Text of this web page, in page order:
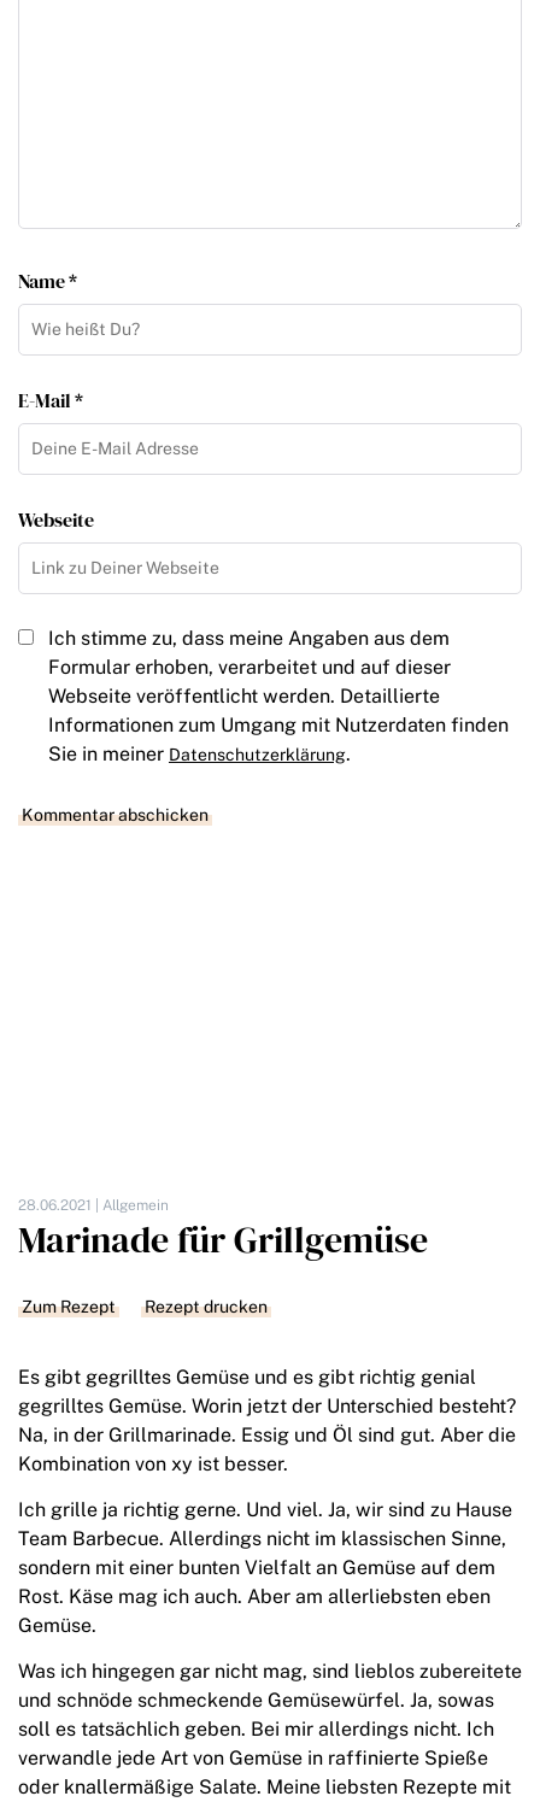
Name *
E-Mail *
Webseite
Ich stimme zu, dass meine Angaben aus dem
Formular erhoben, verarbeitet und auf dieser
Webseite veröffentlicht werden. Detaillierte
Informationen zum Umgang mit Nutzerdaten finden
Sie in meiner Datenschutzerklärung.
28.06.2021 | Allgemein
Marinade für Grillgemüse
Zum Rezept Rezept drucken
Es gibt gegrilltes Gemüse und es gibt richtig genial
gegrilltes Gemüse. Worin jetzt der Unterschied besteht?
Na, in der Grillmarinade. Essig und Öl sind gut. Aber die
Kombination von xy ist besser.
Ich grille ja richtig gerne. Und viel. Ja, wir sind zu Hause
Team Barbecue. Allerdings nicht im klassischen Sinne,
sondern mit einer bunten Vielfalt an Gemüse auf dem
Rost. Käse mag ich auch. Aber am allerliebsten eben
Gemüse.
Was ich hingegen gar nicht mag, sind lieblos zubereitete
und schnöde schmeckende Gemüsewürfel. Ja, sowas
soll es tatsächlich geben. Bei mir allerdings nicht. Ich
verwandle jede Art von Gemüse in raffinierte Spieße
oder knallermäßige Salate. Meine liebsten Rezepte mit